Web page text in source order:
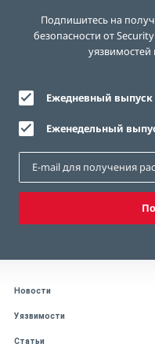
Подпишитесь на
безопасности от
Ежедневный выпуск
Еженедельный
Новости
Уязвимости
Статьи